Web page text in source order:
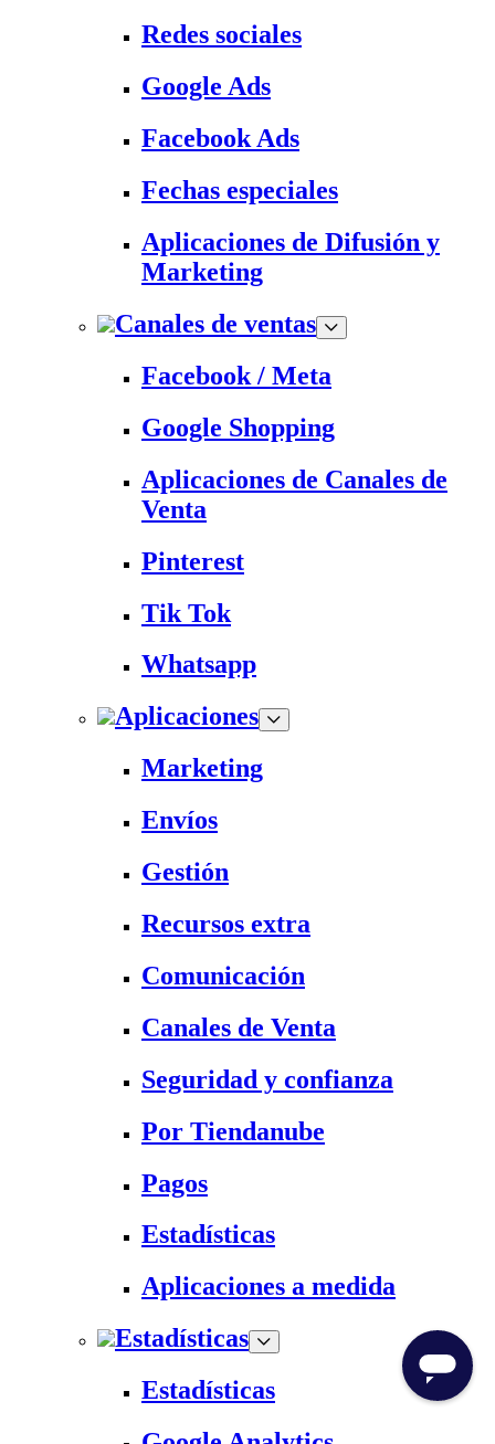
Redes sociales
Google Ads
Facebook Ads
Fechas especiales
Aplicaciones de Difusión y
Marketing
Canales de ventas
Facebook / Meta
Google Shopping
Aplicaciones de Canales de
Venta
Pinterest
Tik Tok
Whatsapp
Aplicaciones
Marketing
Envíos
Gestión
Recursos extra
Comunicación
Canales de Venta
Seguridad y confianza
Por Tiendanube
Pagos
Estadísticas
Aplicaciones a medida
Estadísticas
Estadísticas